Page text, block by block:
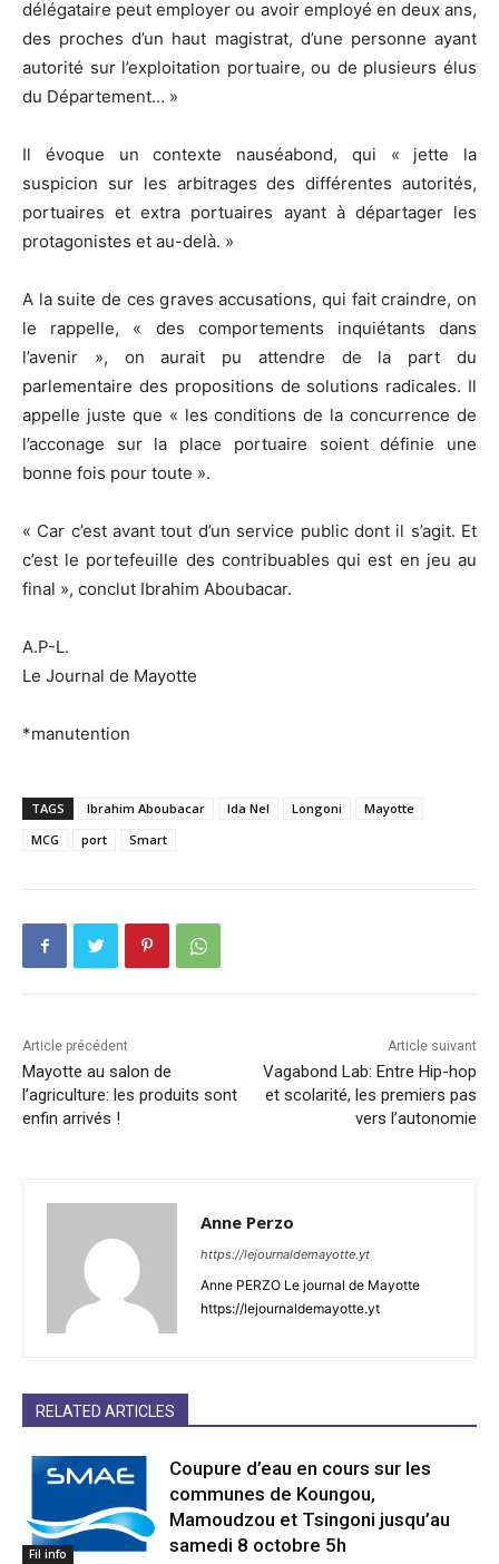
délégataire peut employer ou avoir employé en deux ans,
des proches d’un haut magistrat, d’une personne ayant
autorité sur l’exploitation portuaire, ou de plusieurs élus
du Département… »
Il évoque un contexte nauséabond, qui « jette la
suspicion sur les arbitrages des différentes autorités,
portuaires et extra portuaires ayant à départager les
protagonistes et au-delà. »
A la suite de ces graves accusations, qui fait craindre, on
le rappelle, « des comportements inquiétants dans
l’avenir », on aurait pu attendre de la part du
parlementaire des propositions de solutions radicales. Il
appelle juste que « les conditions de la concurrence de
l’acconage sur la place portuaire soient définie une
bonne fois pour toute ».
« Car c’est avant tout d’un service public dont il s’agit. Et
c’est le portefeuille des contribuables qui est en jeu au
final », conclut Ibrahim Aboubacar.
A.P-L.
Le Journal de Mayotte
*manutention
TAGS Ibrahim Aboubacar Ida Nel Longoni
Mayotte
MCG
port Smart
Article précédent
Mayotte au salon de
l’agriculture: les produits sont
enfin arrivés !
Article suivant
Vagabond Lab: Entre Hip-hop
et scolarité, les premiers pas
vers l’autonomie
Anne Perzo
https://lejournaldemayotte.yt
Anne PERZO Le journal de Mayotte
https://lejournaldemayotte.yt
RELATED ARTICLES
Fil info
Coupure d’eau en cours sur les
communes de Koungou,
Mamoudzou et Tsingoni jusqu’au
samedi 8 octobre 5h